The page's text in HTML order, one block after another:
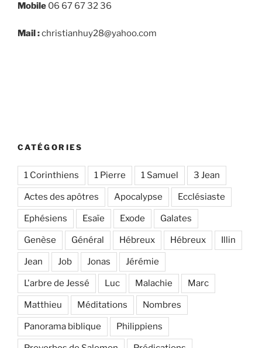
Mobile 06 67 67 32 36
Mail :christianhuy28@yahoo.com
CATÉGORIES
1 Corinthiens 1 Pierre 1 Samuel 3 Jean
Actes des apôtres Apocalypse Ecclésiaste
Ephésiens Esaïe Exode Galates
Genèse Général Hébreux Hébreux Illin
Jean Job Jonas Jérémie
L'arbre de Jessé Luc Malachie Marc
Matthieu Méditations Nombres
Panorama biblique Philippiens